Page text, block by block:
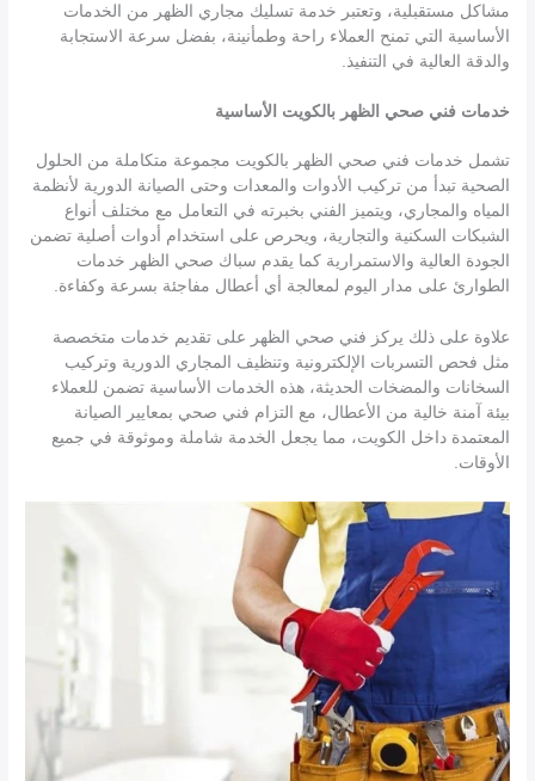
مشاكل مستقبلية، وتعتبر خدمة تسليك مجاري الظهر من الخدمات
الأساسية التي تمنح العملاء راحة وطمأنينة، بفضل سرعة الاستجابة
والدقة العالية في التنفيذ.
خدمات فني صحي الظهر بالكويت الأساسية
تشمل خدمات فني صحي الظهر بالكويت مجموعة متكاملة من الحلول
الصحية تبدأ من تركيب الأدوات والمعدات وحتى الصيانة الدورية لأنظمة
المياه والمجاري، ويتميز الفني بخبرته في التعامل مع مختلف أنواع
الشبكات السكنية والتجارية، ويحرص على استخدام أدوات أصلية تضمن
الجودة العالية والاستمرارية كما يقدم سباك صحي الظهر خدمات
الطوارئ على مدار اليوم لمعالجة أي أعطال مفاجئة بسرعة وكفاءة.
علاوة على ذلك يركز فني صحي الظهر على تقديم خدمات متخصصة
مثل فحص التسربات الإلكترونية وتنظيف المجاري الدورية وتركيب
السخانات والمضخات الحديثة، هذه الخدمات الأساسية تضمن للعملاء
بيئة آمنة خالية من الأعطال، مع التزام فني صحي بمعايير الصيانة
المعتمدة داخل الكويت، مما يجعل الخدمة شاملة وموثوقة في جميع
الأوقات.